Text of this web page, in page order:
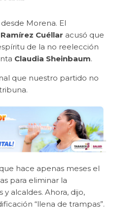
Morena. El
Cuéllar acusó que
de la no reelección
Claudia Sheinbaum.
que nuestro partido no
hace apenas meses el
para eliminar la
alcaldes. Ahora, dijo,
“llena de trampas”.